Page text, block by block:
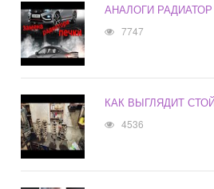
АНАЛОГИ
7747
КАК ВЫГЛЯДИТ
4536